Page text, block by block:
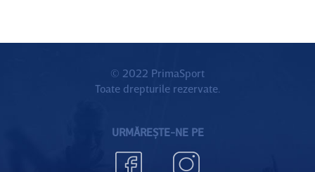
© 2022 PrimaSport
Toate drepturile rezervate.
URMĂREȘTE-NE PE